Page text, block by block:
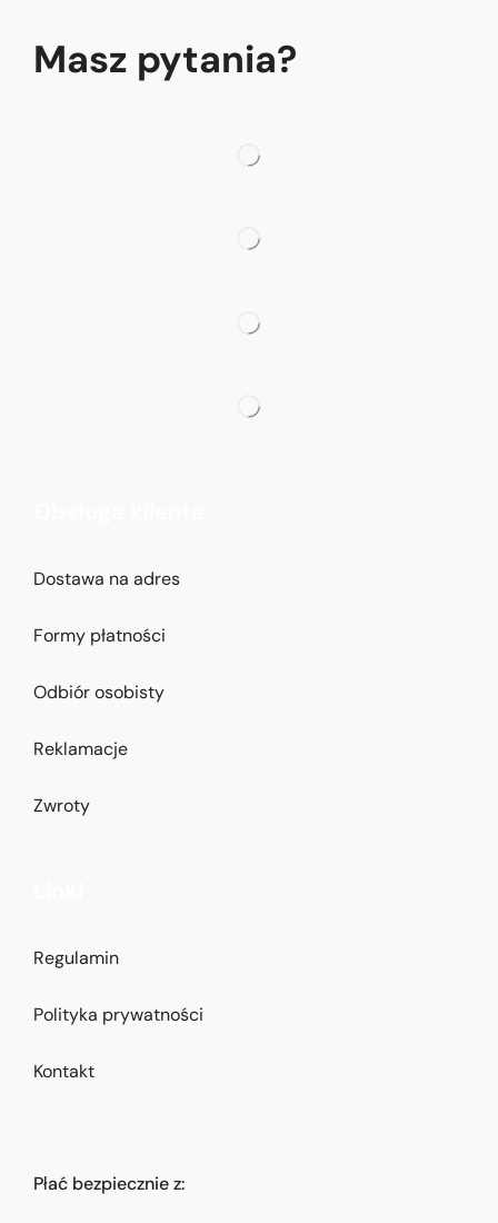
Masz pytania?
Dostawa na adres
Formy płatności
Odbiór osobisty
Reklamacje
Zwroty
Regulamin
Polityka prywatności
Kontakt
Płać bezpiecznie z: